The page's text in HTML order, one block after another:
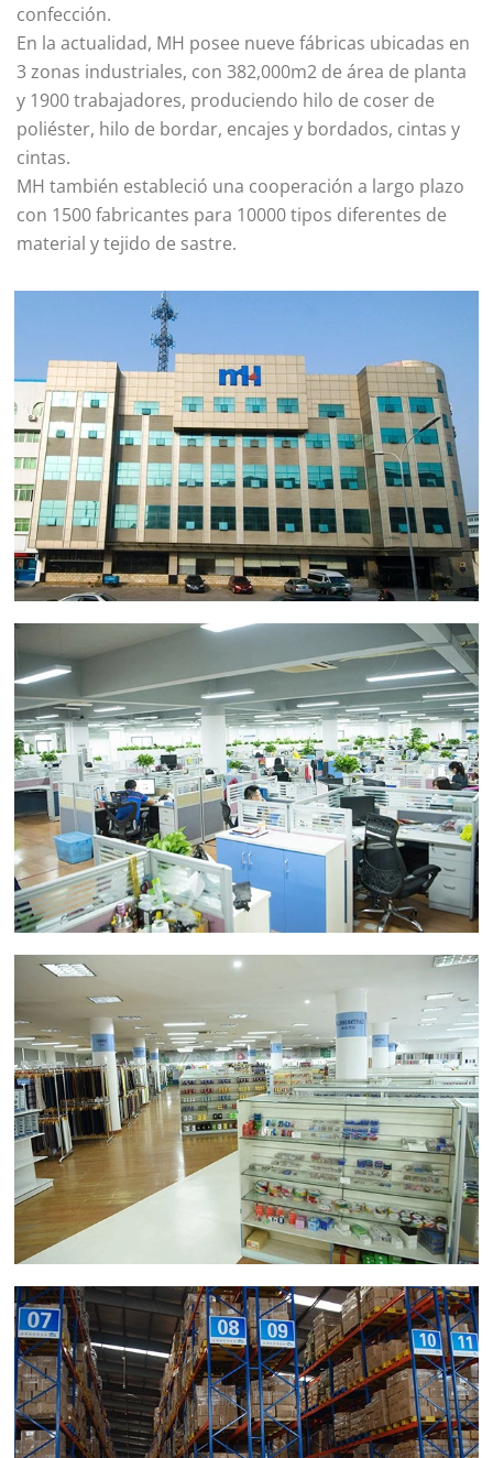
confección.
En la actualidad, MH posee nueve fábricas ubicadas en
3 zonas industriales, con 382,000m2 de área de planta
y 1900 trabajadores, produciendo hilo de coser de
poliéster, hilo de bordar, encajes y bordados, cintas y
cintas.
MH también estableció una cooperación a largo plazo
con 1500 fabricantes para 10000 tipos diferentes de
material y tejido de sastre.